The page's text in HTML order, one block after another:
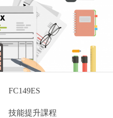
FC149ES
技能提升課程